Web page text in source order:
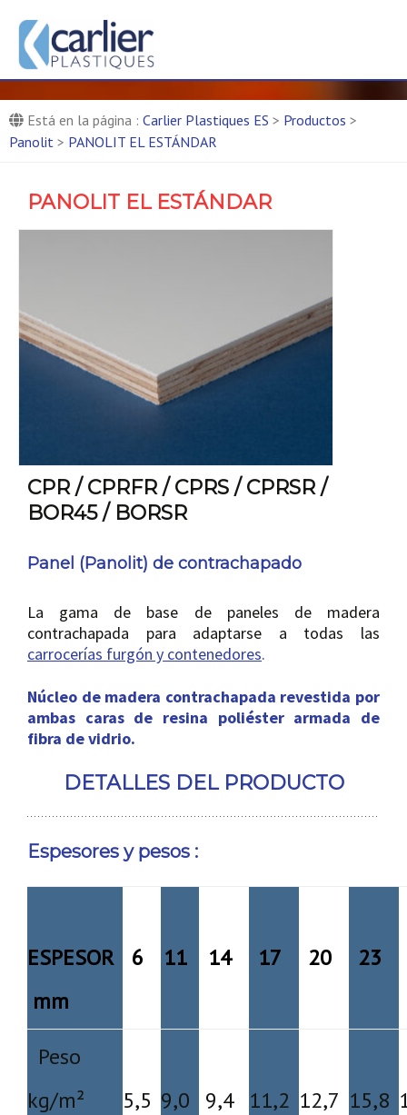
Carlier Plastiques ES :
production de pièces
Fabricante de paneles composites
Está en la página : Carlier Plastiques ES > Productos >
Panolit > PANOLIT EL ESTÁNDAR
PANOLIT EL ESTÁNDAR
CPR / CPRFR / CPRS / CPRSR /
BOR45 / BORSR
Panel (Panolit) de contrachapado
La gama de base de paneles de madera
contrachapada para adaptarse a todas las
carrocerías furgón y contenedores.
Núcleo de madera contrachapada revestida por
ambas caras de resina poliéster armada de
fibra de vidrio.
DETALLES DEL PRODUCTO
Espesores y pesos :
ESPESOR
mm
6 11 14 17 20 23
Peso
kg/m²
5,5 9,0 9,4 11,2 12,7 15,8